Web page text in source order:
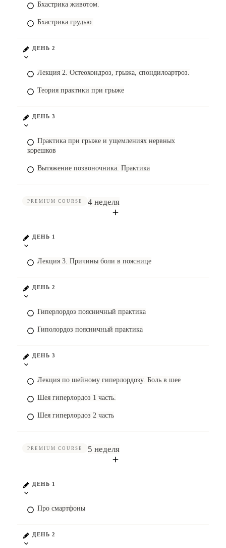
Бхастрика животом.
Бхастрика грудью.
ДЕНЬ 2
Лекция 2. Остеохондроз, грыжа, спондилоартроз.
Теория практики при грыже
ДЕНЬ 3
Практика при грыже и ущемлениях нервных
корешков
Вытяжение позвоночника. Практика
PREMIUM COURSE 4 неделя
ДЕНЬ 1
Лекция 3. Причины боли в пояснице
ДЕНЬ 2
Гиперлордоз поясничный практика
Гиполордоз поясничный практика
ДЕНЬ 3
Лекция по шейному гиперлордозу. Боль в шее
Шея гиперлордоз 1 часть.
Шея гиперлордоз 2 часть
PREMIUM COURSE 5 неделя
ДЕНЬ 1
Про смартфоны
ДЕНЬ 2